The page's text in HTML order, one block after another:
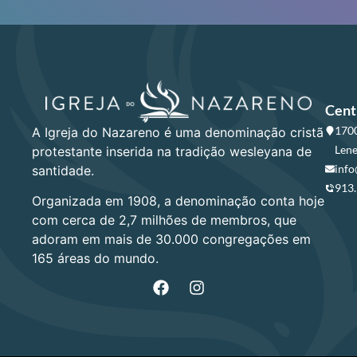
A Igreja do Nazareno é uma denominação cristã
protestante inserida na tradição wesleyana de
santidade.
Organizada em 1908, a denominação conta hoje
com cerca de 2,7 milhões de membros, que
adoram em mais de 30.000 congregações em
165 áreas do mundo.